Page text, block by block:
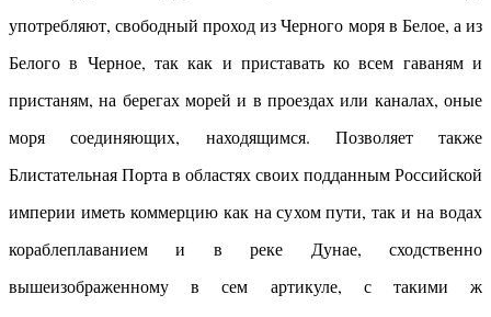
употребляют, свободный проход из Черного моря в Белое, а из
Белого в Черное, так как и приставать ко всем гаваням и
пристаням, на берегах морей и в проездах или каналах, оные
моря соединяющих, находящимся. Позволяет также
Блистательная Порта в областях своих подданным Российской
империи иметь коммерцию как на сухом пути, так и на водах
кораблеплаванием и в реке Дунае, сходственно
вышеизображенному в сем артикуле, с такими ж